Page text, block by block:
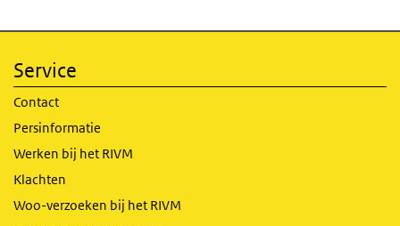
Service
Contact
Persinformatie
Werken bij het RIVM
Klachten
Woo-verzoeken bij het RIVM